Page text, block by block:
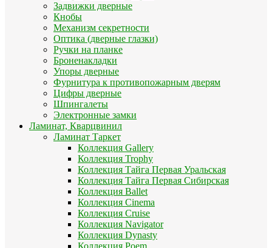
Задвижки дверные
Кнобы
Механизм секретности
Оптика (дверные глазки)
Ручки на планке
Броненакладки
Упоры дверные
Фурнитура к противопожарным дверям
Цифры дверные
Шпингалеты
Электронные замки
Ламинат, Кварцвинил
Ламинат Таркет
Коллекция Gallery
Коллекция Trophy
Коллекция Тайга Первая Уральская
Коллекция Тайга Первая Сибирская
Коллекция Ballet
Коллекция Cinema
Коллекция Cruise
Коллекция Navigator
Коллекция Dynasty
Коллекция Poem